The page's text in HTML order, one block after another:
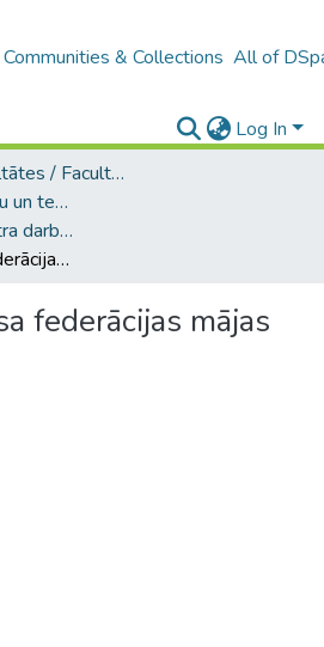
Communities & Collections All of
Log In
B4 – LU fakultātes / Faculties of the UL
A -- Eksakto zinātņu un tehnoloģiju fakultāte / Faculty of Science and Technology
Bakalaura un maģistra darbi (EZTF) / Bachelor's and Master's theses
Latvijas Lakrosa federācijas mājas lapa
federācijas mājas